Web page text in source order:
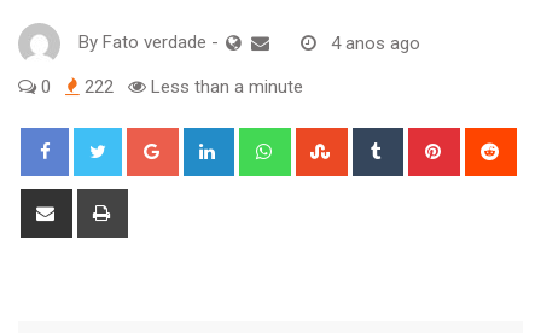
By Fato verdade - 4 anos ago
0 222 Less than a minute
Google+ LinkedIn WhatsappStumbleUpon
Tumblr Pinterest
Share